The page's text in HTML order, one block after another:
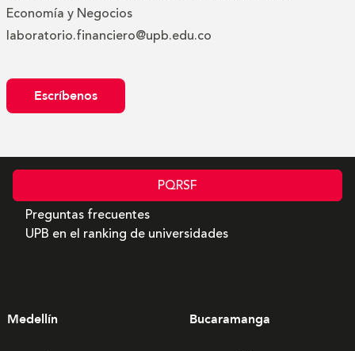
Economía y Negocios
laboratorio.financiero@upb.edu.co
Escríbenos
PQRSF
Preguntas frecuentes
UPB en el ranking de universidades
Medellín Bucaramanga